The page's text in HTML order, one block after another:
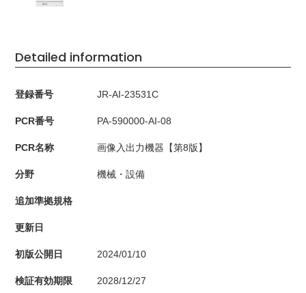
Detailed information
登録番号 JR-AI-23531C
PCR番号 PA-590000-AI-08
PCR名称 画像入出力機器【第8版】
分野 機械・設備
追加準拠規格
更新日
初版公開日 2024/01/10
検証有効期限 2028/12/27